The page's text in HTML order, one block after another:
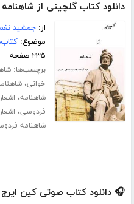
دانلود کتاب گلچینی از شاهنامه
از:جمشید
موضوع:
۲۳۵ صفحه
برچسب‌ها:
خوانی،
شاهنامه،
فردوسی،
شاهنامه
🎧 دانلود کتاب صوتی کین ایرج